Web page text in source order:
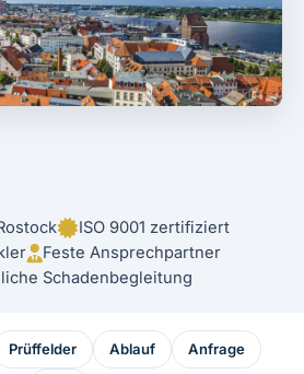
ISO 9001 zertifiziert
Feste Ansprechpartner
Schadenbegleitung
Prüffelder Ablauf Anfrage